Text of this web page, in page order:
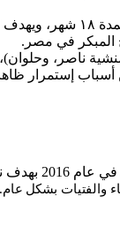
بدأ العمل بهذا
المبكر في مصر.
ناصر،
إستمرار ظاهرة
تأسس
والفتيات بشكل عام.